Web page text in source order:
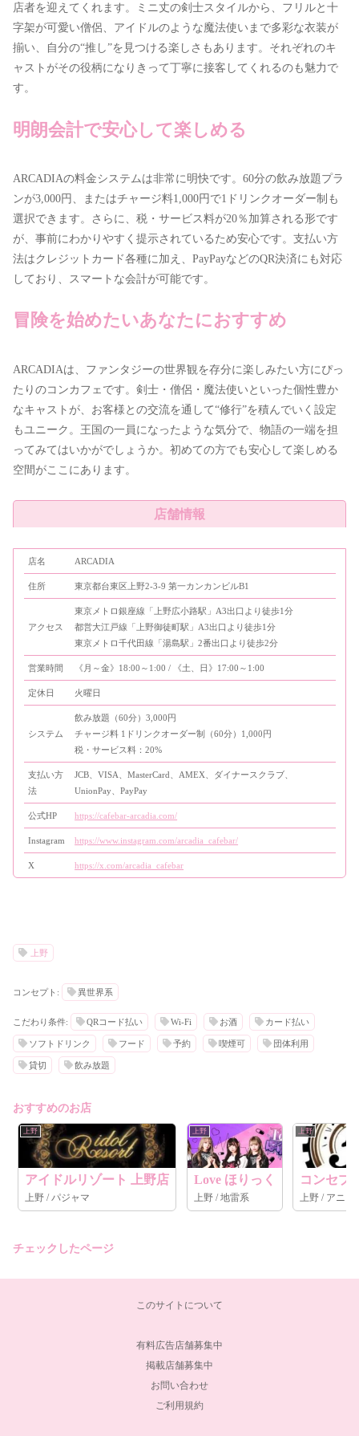
店者を迎えてくれます。ミニ丈の剣士スタイルから、フリルと十
字架が可愛い僧侶、アイドルのような魔法使いまで多彩な衣装が
揃い、自分の“推し”を見つける楽しさもあります。それぞれのキ
ャストがその役柄になりきって丁寧に接客してくれるのも魅力で
す。
明朗会計で安心して楽しめる
ARCADIAの料金システムは非常に明快です。60分の飲み放題プラ
ンが3,000円、またはチャージ料1,000円で1ドリンクオーダー制も
選択できます。さらに、税・サービス料が20％加算される形です
が、事前にわかりやすく提示されているため安心です。支払い方
法はクレジットカード各種に加え、PayPayなどのQR決済にも対応
しており、スマートな会計が可能です。
冒険を始めたいあなたにおすすめ
ARCADIAは、ファンタジーの世界観を存分に楽しみたい方にぴっ
たりのコンカフェです。剣士・僧侶・魔法使いといった個性豊か
なキャストが、お客様との交流を通して“修行”を積んでいく設定
もユニーク。王国の一員になったような気分で、物語の一端を担
ってみてはいかがでしょうか。初めての方でも安心して楽しめる
空間がここにあります。
店舗情報
店名 ARCADIA
住所 東京都台東区上野2-3-9 第一カンカンビルB1
アクセス
東京メトロ銀座線「上野広小路駅」A3出口より徒歩1分
都営大江戸線「上野御徒町駅」A3出口より徒歩1分
東京メトロ千代田線「湯島駅」2番出口より徒歩2分
営業時間 《月～金》18:00～1:00 / 《土、日》17:00～1:00
定休日 火曜日
システム
飲み放題（60分）3,000円
チャージ料 1ドリンクオーダー制（60分）1,000円
税・サービス料：20%
支払い方
法
JCB、VISA、MasterCard、AMEX、ダイナースクラブ、
UnionPay、PayPay
公式HP https://cafebar-arcadia.com/
Instagram https://www.instagram.com/arcadia_cafebar/
X https://x.com/arcadia_cafebar
上野
コンセプト: 異世界系
こだわり条件: QRコード払い Wi-Fi お酒 カード払い
ソフトドリンク フード 予約 喫煙可 団体利用
貸切 飲み放題
おすすめのお店
上野
アイドルリゾート 上野店
上野 / パジャマ
上野
Love ほりっく
上野 / 地雷系
上野
コンセプ
上野 / アニメ
チェックしたページ
このサイトについて
有料広告店舗募集中
掲載店舗募集中
お問い合わせ
ご利用規約